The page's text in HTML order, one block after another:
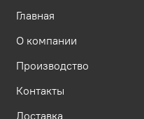
Главная
О компании
Производство
Контакты
Доставка